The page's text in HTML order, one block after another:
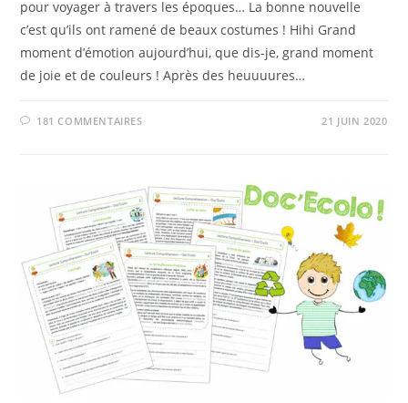
pour voyager à travers les époques… La bonne nouvelle
c’est qu’ils ont ramené de beaux costumes ! Hihi Grand
moment d’émotion aujourd’hui, que dis-je, grand moment
de joie et de couleurs ! Après des heuuuures…
181 COMMENTAIRES 21 JUIN 2020